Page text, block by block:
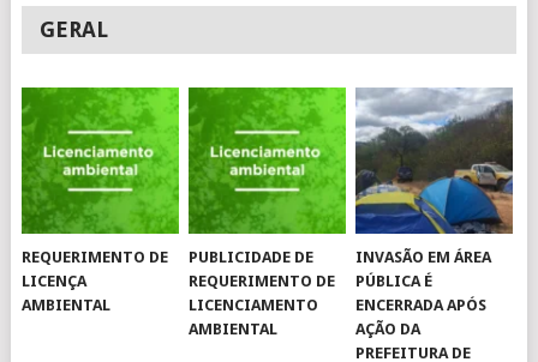
GERAL
REQUERIMENTO DE
LICENÇA
AMBIENTAL
PUBLICIDADE DE
REQUERIMENTO DE
LICENCIAMENTO
AMBIENTAL
INVASÃO EM ÁREA
PÚBLICA É
ENCERRADA APÓS
AÇÃO DA
PREFEITURA DE